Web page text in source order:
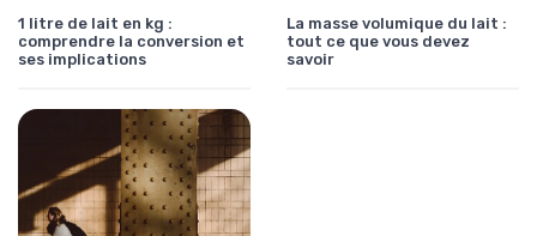
1 litre de lait en kg :
comprendre la conversion et
ses implications
La masse volumique du lait :
tout ce que vous devez
savoir